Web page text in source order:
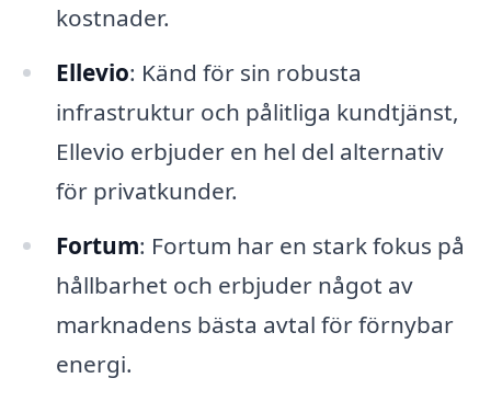
kostnader.
Ellevio: Känd för sin robusta
infrastruktur och pålitliga kundtjänst,
Ellevio erbjuder en hel del alternativ
för privatkunder.
Fortum: Fortum har en stark fokus på
hållbarhet och erbjuder något av
marknadens bästa avtal för förnybar
energi.